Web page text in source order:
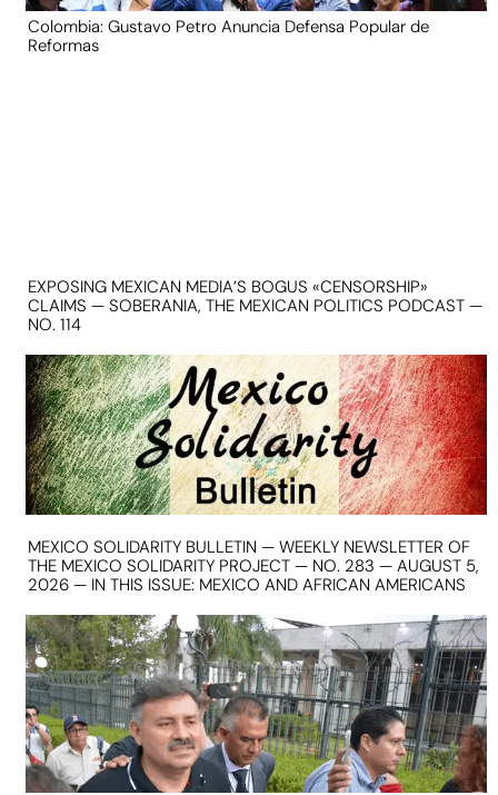
Colombia: Gustavo Petro Anuncia Defensa Popular de
Reformas
EXPOSING MEXICAN MEDIA’S BOGUS «CENSORSHIP»
CLAIMS — SOBERANIA, THE MEXICAN POLITICS PODCAST —
NO. 114
MEXICO SOLIDARITY BULLETIN — WEEKLY NEWSLETTER OF
THE MEXICO SOLIDARITY PROJECT — NO. 283 — AUGUST 5,
2026 — IN THIS ISSUE: MEXICO AND AFRICAN AMERICANS